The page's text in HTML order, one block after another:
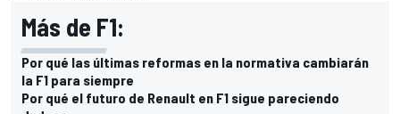
Más de F1:
Por qué las últimas reformas en la normativa cambiarán
la F1 para siempre
Por qué el futuro de Renault en F1 sigue pareciendo